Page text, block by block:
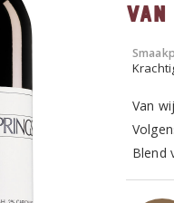
van
Van
Blend